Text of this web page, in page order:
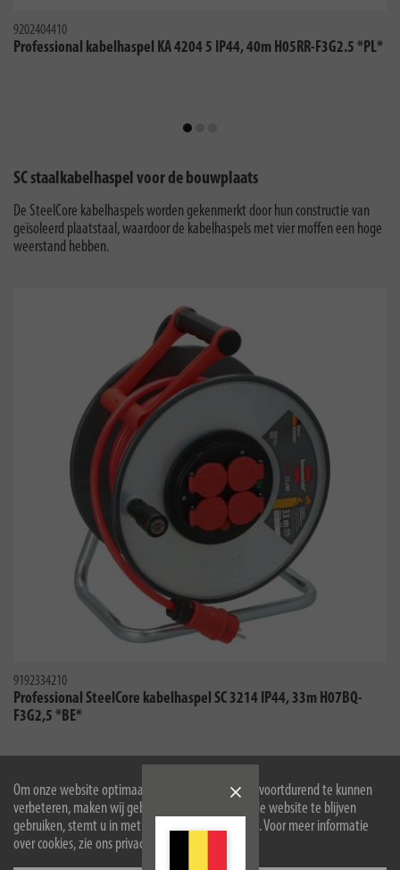
Om onze website optimaal voor u in te richten en voortdurend te kunnen
verbeteren, maken wij gebruik van cookies. Door de website te blijven
gebruiken, stemt u in met het gebruik van cookies. Voor meer informatie
over cookies, zie ons privacybeleid.
9202404410
Professional kabelhaspel KA 4204 5 IP44, 40m H05RR-F3G2.5 *PL*
SC staalkabelhaspel voor de bouwplaats
De SteelCore kabelhaspels worden gekenmerkt door hun constructie van
geïsoleerd plaatstaal, waardoor de kabelhaspels met vier moffen een hoge
weerstand hebben.
9192334210
Professional SteelCore kabelhaspel SC 3214 IP44, 33m H07BQ-
F3G2,5 *BE*
Verlengkabels en stroomverdelers voor professionals